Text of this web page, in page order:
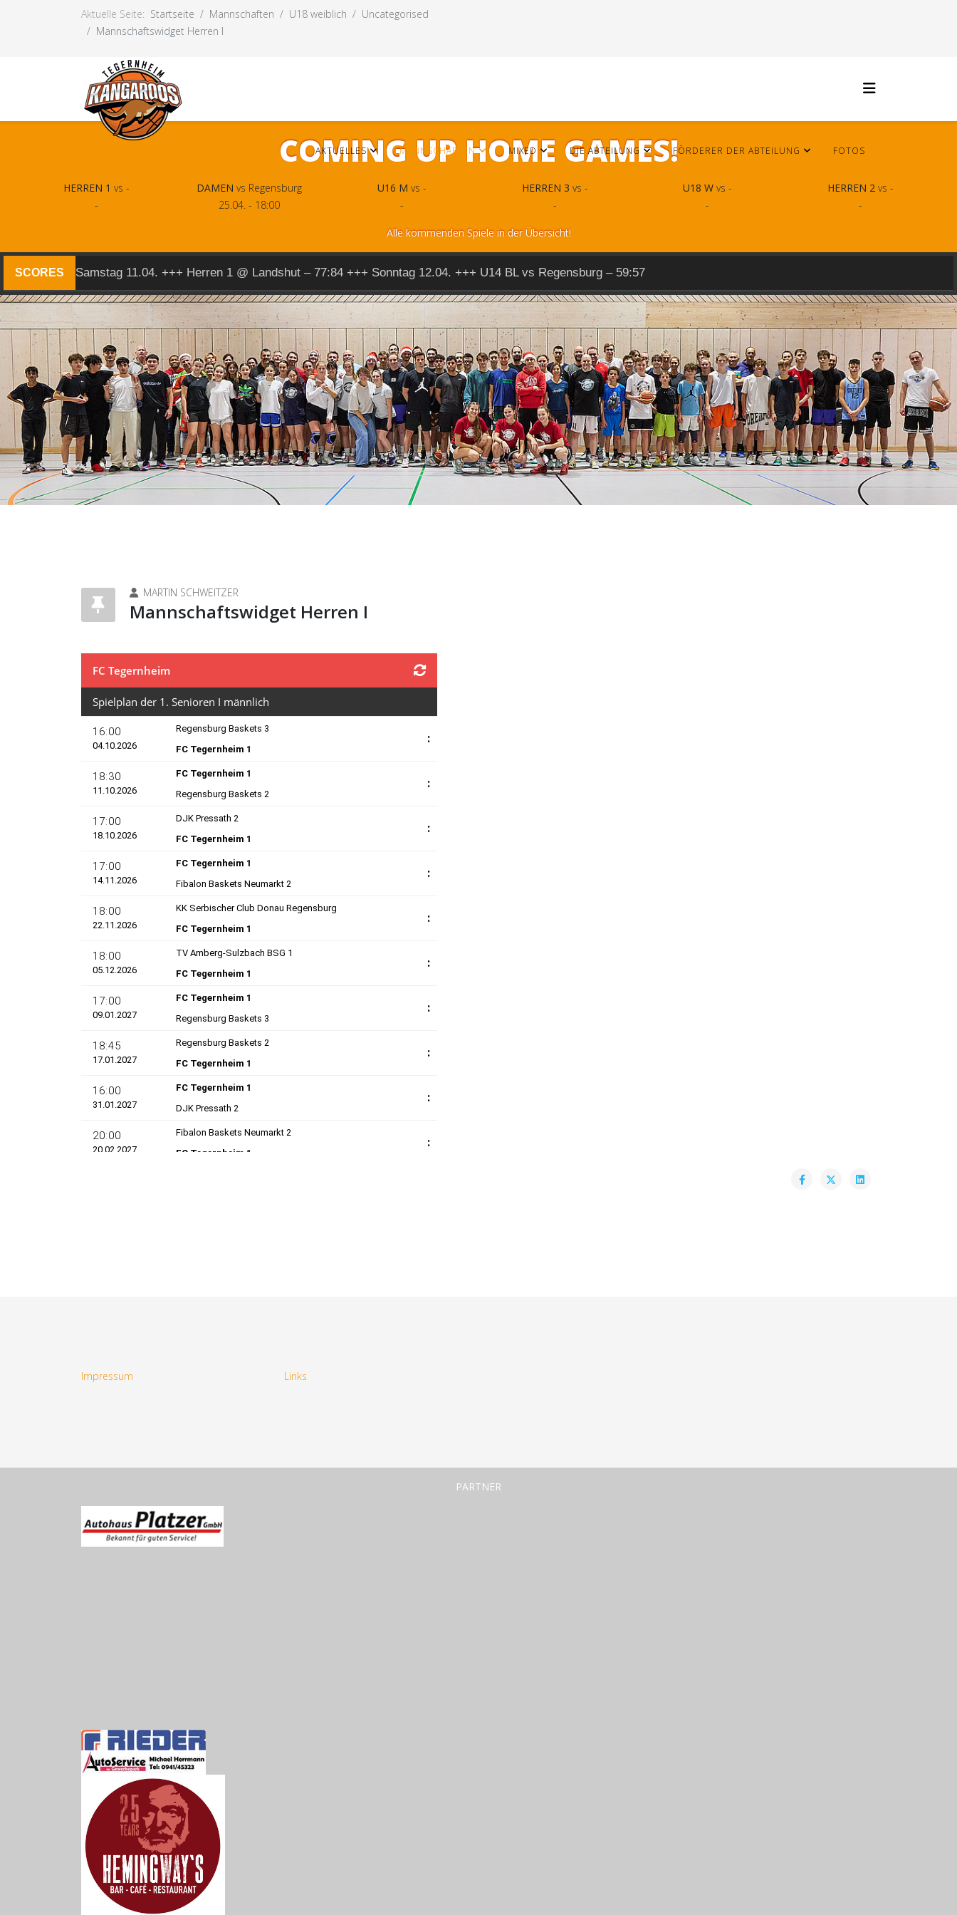
Aktuelle Seite: Startseite Mannschaften U18 weiblich
Uncategorised
Mannschaftswidget Herren I
AKTUELLES MANNSCHAFTEN MIXED DIE ABTEILUNG FÖRDERER DER ABTEILUNG FOTOS
COMING UP HOME GAMES!
HERREN 1 vs -
-
DAMEN vs Regensburg
25.04. - 18:00
U16 M vs -
-
HERREN 3 vs -
-
U18 W vs -
-
HERREN 2 vs -
-
Alle kommenden Spiele in der Übersicht!
SCORES Samstag 11.04. +++ Herren 1 @ Landshut – 77:84 +++ Sonntag 12.04. +++ U14 BL vs Regensburg – 59:57
MARTIN SCHWEITZER
Mannschaftswidget Herren I
Impressum Links
PARTNER